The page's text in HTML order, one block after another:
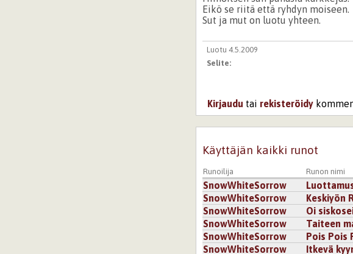
Eikö se riitä että ryhdyn moiseen.
Sut ja mut on luotu yhteen.
Luotu 4.5.2009
Selite:
Kirjaudu tai rekisteröidy
Käyttäjän kaikki runot
Runoilija Runon nimi
SnowWhiteSorrow
SnowWhiteSorrow
Keskiyön
SnowWhiteSorrow
Oi
SnowWhiteSorrow
Taiteen
SnowWhiteSorrow
Pois Pois
SnowWhiteSorrow
Itkevä